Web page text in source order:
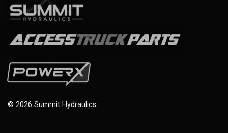
© 2026 Summit Hydraulics